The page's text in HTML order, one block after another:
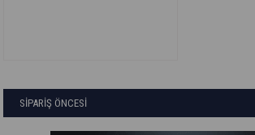
SİPARİŞ ÖNCESİ